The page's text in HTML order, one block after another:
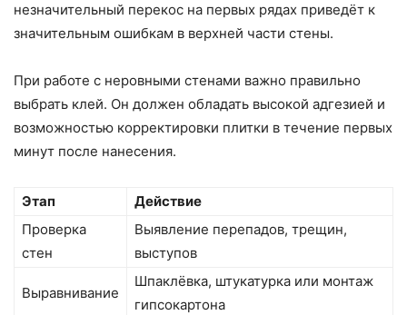
незначительный перекос на первых рядах приведёт к
значительным ошибкам в верхней части стены.
При работе с неровными стенами важно правильно
выбрать клей. Он должен обладать высокой адгезией и
возможностью корректировки плитки в течение первых
минут после нанесения.
Этап
Действие
Проверка
стен
Выявление перепадов, трещин,
выступов
Выравнивание
Шпаклёвка, штукатурка или монтаж
гипсокартона